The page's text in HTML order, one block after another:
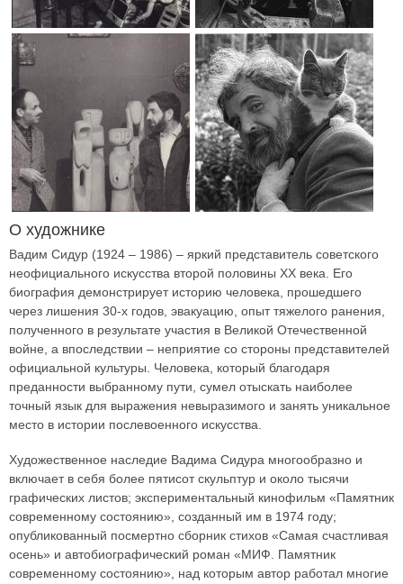
О художнике
Вадим Сидур (1924 – 1986) – яркий представитель советского
неофициального искусства второй половины ХХ века. Его
биография демонстрирует историю человека, прошедшего
через лишения 30-х годов, эвакуацию, опыт тяжелого ранения,
полученного в результате участия в Великой Отечественной
войне, а впоследствии – неприятие со стороны представителей
официальной культуры. Человека, который благодаря
преданности выбранному пути, сумел отыскать наиболее
точный язык для выражения невыразимого и занять уникальное
место в истории послевоенного искусства.
Художественное наследие Вадима Сидура многообразно и
включает в себя более пятисот скульптур и около тысячи
графических листов; экспериментальный кинофильм «Памятник
современному состоянию», созданный им в 1974 году;
опубликованный посмертно сборник стихов «Самая счастливая
осень» и автобиографический роман «МИФ. Памятник
современному состоянию», над которым автор работал многие